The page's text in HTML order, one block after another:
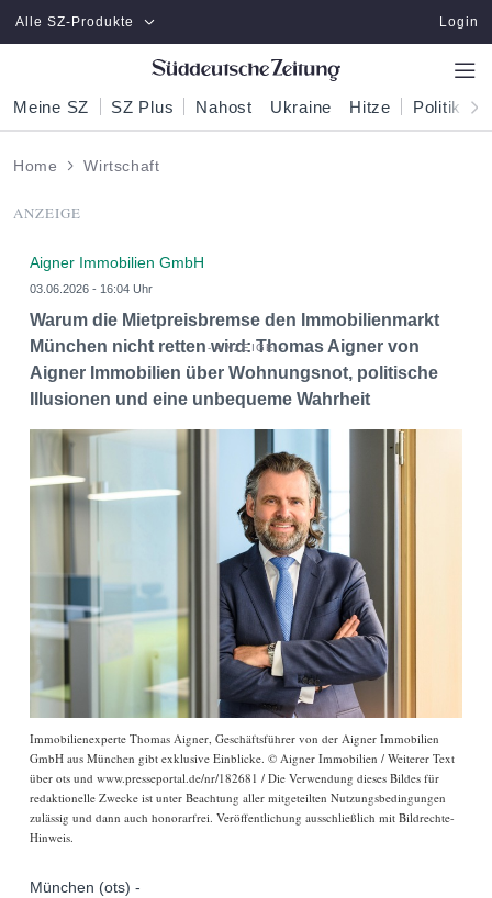
Zum Hauptinhalt springen
Alle SZ-Produkte Login
Meine SZ SZ Plus Nahost Ukraine Hitze Politik
Home Wirtschaft
ANZEIGE
Aigner Immobilien GmbH
03.06.2026 - 16:04 Uhr
Warum die Mietpreisbremse den Immobilienmarkt
München nicht retten wird: Thomas Aigner von
Aigner Immobilien über Wohnungsnot, politische
Illusionen und eine unbequeme Wahrheit
Immobilienexperte Thomas Aigner, Geschäftsführer von der Aigner Immobilien
GmbH aus München gibt exklusive Einblicke. © Aigner Immobilien / Weiterer Text
über ots und www.presseportal.de/nr/182681 / Die Verwendung dieses Bildes für
redaktionelle Zwecke ist unter Beachtung aller mitgeteilten Nutzungsbedingungen
zulässig und dann auch honorarfrei. Veröffentlichung ausschließlich mit Bildrechte-
Hinweis.
München (ots) -